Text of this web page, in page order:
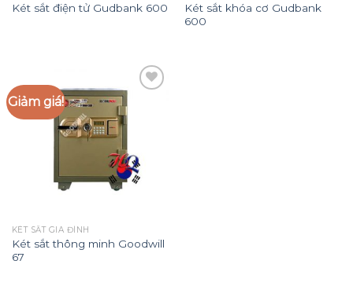
Két sắt điện tử Gudbank 600
Két sắt khóa cơ Gudbank
600
Giảm giá!
Wishlist
KÉT SẮT GIA ĐÌNH
Két sắt thông minh Goodwill
67